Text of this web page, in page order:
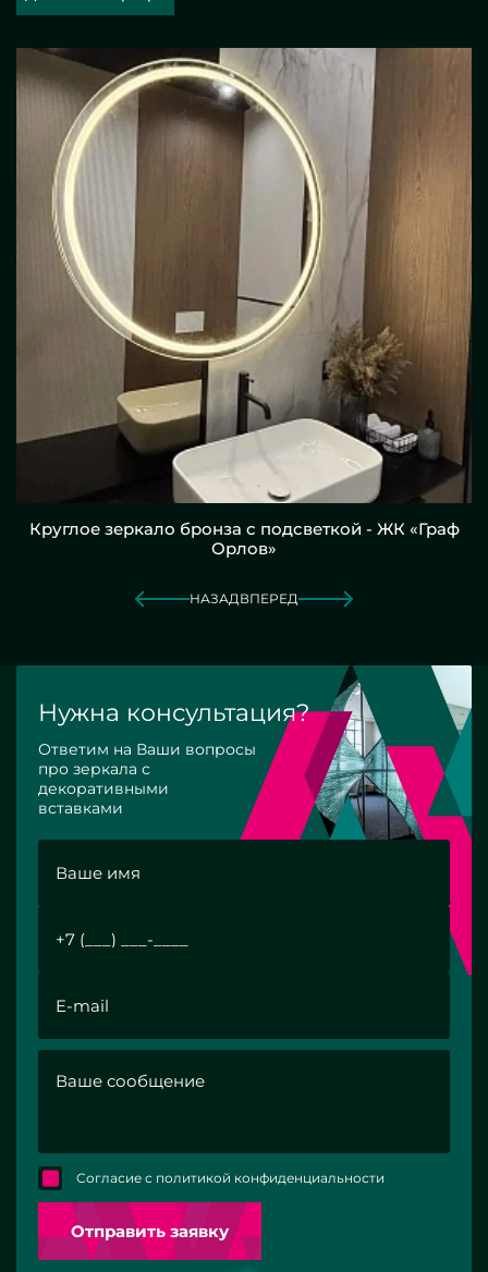
Круглое зеркало бронза с подсветкой - ЖК «Граф
Орлов»
НАЗАДВПЕРЕД
Нужна консультация?
Ответим на Ваши вопросы
про зеркала с
декоративными
вставками
Согласие с политикой конфиденциальности
Отправить заявку